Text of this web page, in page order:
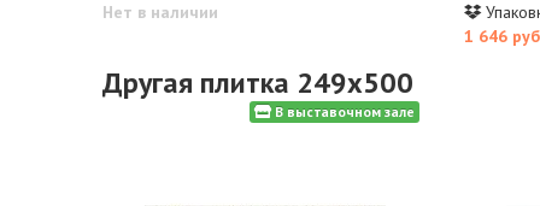
Нет в наличии
1 646
Другая плитка 249x500
В выставочном зале